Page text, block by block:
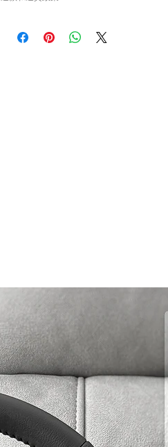
錯誤訂購的零件，Caisvegas Trading
根據零件的庫存狀況，交貨日期可